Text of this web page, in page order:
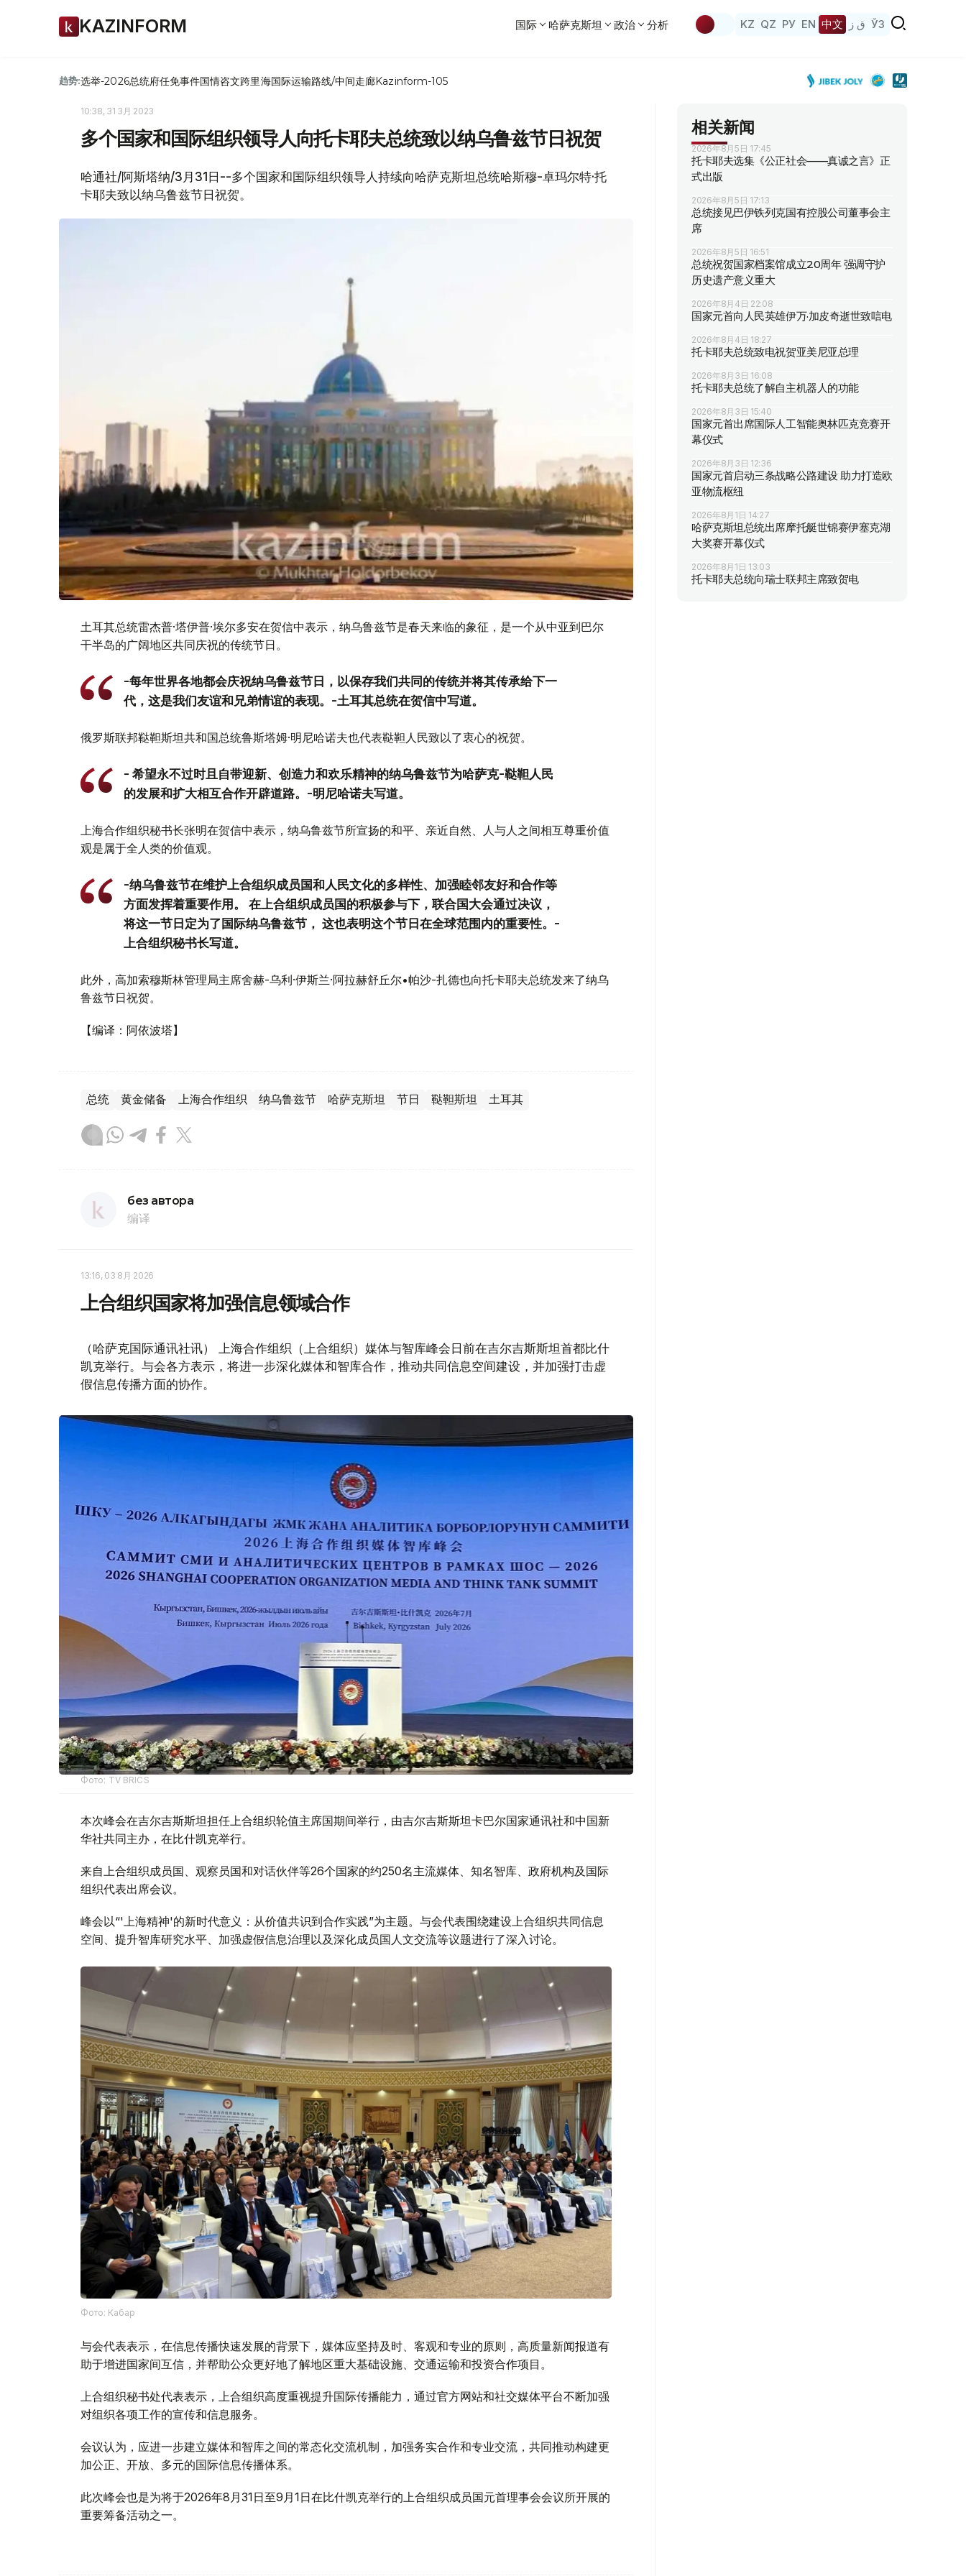
KAZINFORM 国际 哈萨克斯坦 政治 分析 KZ QZ РУ EN 中文 ق ز ЎЗ
趋势:选举-2026总统府任免事件国情咨文跨里海国际运输路线/中间走廊Kazinform-105
10:38, 31 3月 2023
多个国家和国际组织领导人向托卡耶夫总统致以纳乌鲁兹节日祝贺
哈通社/阿斯塔纳/3月31日--多个国家和国际组织领导人持续向哈萨克斯坦总统哈斯穆-卓玛尔特·托
卡耶夫致以纳乌鲁兹节日祝贺。
土耳其总统雷杰普·塔伊普·埃尔多安在贺信中表示，纳乌鲁兹节是春天来临的象征，是一个从中亚到巴尔
干半岛的广阔地区共同庆祝的传统节日。
-每年世界各地都会庆祝纳乌鲁兹节日，以保存我们共同的传统并将其传承给下一
代，这是我们友谊和兄弟情谊的表现。-土耳其总统在贺信中写道。
俄罗斯联邦鞑靼斯坦共和国总统鲁斯塔姆·明尼哈诺夫也代表鞑靼人民致以了衷心的祝贺。
- 希望永不过时且自带迎新、创造力和欢乐精神的纳乌鲁兹节为哈萨克-鞑靼人民
的发展和扩大相互合作开辟道路。-明尼哈诺夫写道。
上海合作组织秘书长张明在贺信中表示，纳乌鲁兹节所宣扬的和平、亲近自然、人与人之间相互尊重价值
观是属于全人类的价值观。
-纳乌鲁兹节在维护上合组织成员国和人民文化的多样性、加强睦邻友好和合作等
方面发挥着重要作用。 在上合组织成员国的积极参与下，联合国大会通过决议，
将这一节日定为了国际纳乌鲁兹节， 这也表明这个节日在全球范围内的重要性。-
上合组织秘书长写道。
此外，高加索穆斯林管理局主席舍赫-乌利·伊斯兰·阿拉赫舒丘尔•帕沙-扎德也向托卡耶夫总统发来了纳乌
鲁兹节日祝贺。
【编译：阿依波塔】
总统 黄金储备 上海合作组织 纳乌鲁兹节 哈萨克斯坦 节日 鞑靼斯坦 土耳其
без автора
编译
13:16, 03 8月 2026
上合组织国家将加强信息领域合作
（哈萨克国际通讯社讯） 上海合作组织（上合组织）媒体与智库峰会日前在吉尔吉斯斯坦首都比什
凯克举行。与会各方表示，将进一步深化媒体和智库合作，推动共同信息空间建设，并加强打击虚
假信息传播方面的协作。
Фото: TV BRICS
本次峰会在吉尔吉斯斯坦担任上合组织轮值主席国期间举行，由吉尔吉斯斯坦卡巴尔国家通讯社和中国新
华社共同主办，在比什凯克举行。
来自上合组织成员国、观察员国和对话伙伴等26个国家的约250名主流媒体、知名智库、政府机构及国际
组织代表出席会议。
峰会以“'上海精神'的新时代意义：从价值共识到合作实践”为主题。与会代表围绕建设上合组织共同信息
空间、提升智库研究水平、加强虚假信息治理以及深化成员国人文交流等议题进行了深入讨论。
Фото: Кабар
与会代表表示，在信息传播快速发展的背景下，媒体应坚持及时、客观和专业的原则，高质量新闻报道有
助于增进国家间互信，并帮助公众更好地了解地区重大基础设施、交通运输和投资合作项目。
上合组织秘书处代表表示，上合组织高度重视提升国际传播能力，通过官方网站和社交媒体平台不断加强
对组织各项工作的宣传和信息服务。
会议认为，应进一步建立媒体和智库之间的常态化交流机制，加强务实合作和专业交流，共同推动构建更
加公正、开放、多元的国际信息传播体系。
此次峰会也是为将于2026年8月31日至9月1日在比什凯克举行的上合组织成员国元首理事会会议所开展的
重要筹备活动之一。
相关新闻
2026年8月5日 17:45
托卡耶夫选集《公正社会——真诚之言》正
式出版
2026年8月5日 17:13
总统接见巴伊铁列克国有控股公司董事会主
席
2026年8月5日 16:51
总统祝贺国家档案馆成立20周年 强调守护
历史遗产意义重大
2026年8月4日 22:08
国家元首向人民英雄伊万·加皮奇逝世致唁电
2026年8月4日 18:27
托卡耶夫总统致电祝贺亚美尼亚总理
2026年8月3日 16:08
托卡耶夫总统了解自主机器人的功能
2026年8月3日 15:40
国家元首出席国际人工智能奥林匹克竞赛开
幕仪式
2026年8月3日 12:36
国家元首启动三条战略公路建设 助力打造欧
亚物流枢纽
2026年8月1日 14:27
哈萨克斯坦总统出席摩托艇世锦赛伊塞克湖
大奖赛开幕仪式
2026年8月1日 13:03
托卡耶夫总统向瑞士联邦主席致贺电